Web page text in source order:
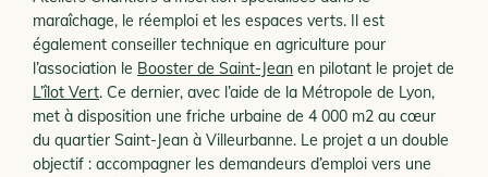
maraîchage, le réemploi et les espaces verts. Il est
également conseiller technique en agriculture pour
l’association le Booster de Saint-Jean en pilotant le projet de
L’îlot Vert. Ce dernier, avec l’aide de la Métropole de Lyon,
met à disposition une friche urbaine de 4 000 m2 au cœur
du quartier Saint-Jean à Villeurbanne. Le projet a un double
objectif : accompagner les demandeurs d’emploi vers une